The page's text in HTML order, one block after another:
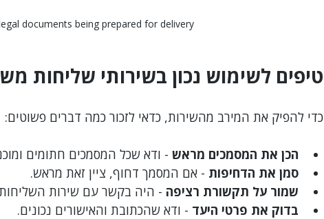
documents being prepared for delivery
טיפים לשימוש נכון בשירותי שליחות
כדי להפיק את המירב מהשירות, כדאי לזכור כמה דברים פשוטים:
הכן את המסמכים מראש - ודא שכל המסמכים חתומים
סמן את הדחיפות - אם המסמך דחוף, ציין זאת מראש.
שמור על תקשורת רציפה - היה בקשר עם שירות
בדוק את פרטי היעד - ודא שהכתובת והאישורים נכונים.